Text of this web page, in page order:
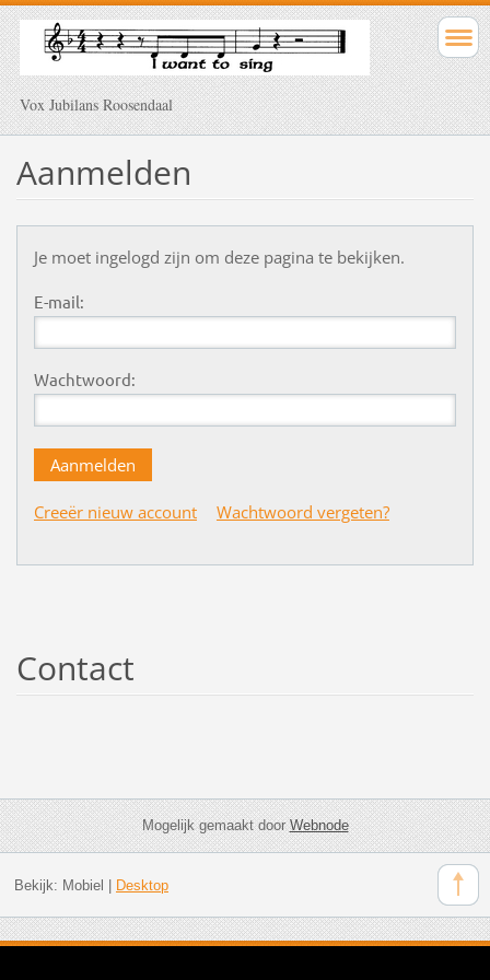
Vox Jubilans Roosendaal
Aanmelden
Je moet ingelogd zijn om deze pagina te bekijken.
E-mail:
Wachtwoord:
Creeër nieuw account Wachtwoord vergeten?
Contact
Mogelijk gemaakt doorWebnode
Bekijk: Mobiel Desktop